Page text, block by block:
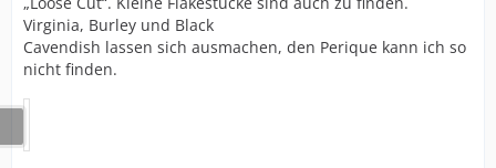
Virginia, Burley und Black
Cavendish lassen sich ausmachen, den Perique kann ich so
nicht finden.